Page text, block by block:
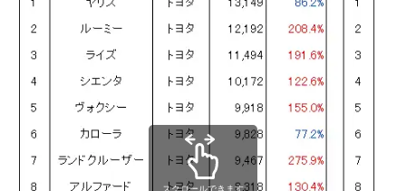
スクロールできます